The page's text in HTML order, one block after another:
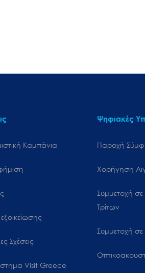
Καμπάνια
Σχέσεις
Visit Greece
Ψηφιακές
Παροχή
Χορήγηση
Συμμετοχή
Τρίτων
Συμμετοχή σε